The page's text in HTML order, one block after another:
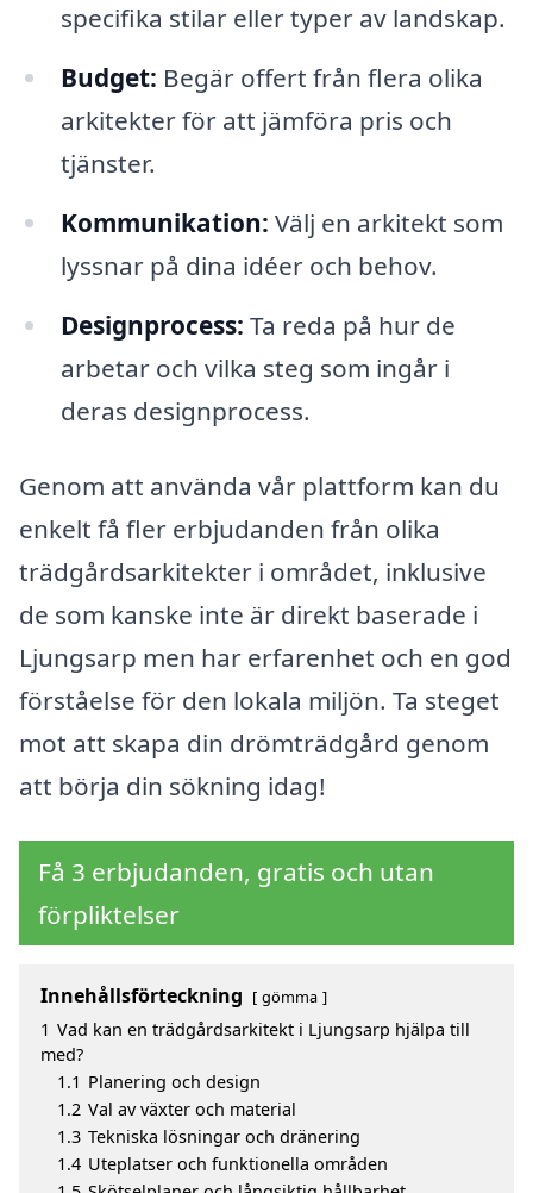
specifika stilar eller typer av landskap.
Budget: Begär offert från flera olika
arkitekter för att jämföra pris och
tjänster.
Kommunikation: Välj en arkitekt som
lyssnar på dina idéer och behov.
Designprocess: Ta reda på hur de
arbetar och vilka steg som ingår i
deras designprocess.
Genom att använda vår plattform kan du
enkelt få fler erbjudanden från olika
trädgårdsarkitekter i området, inklusive
de som kanske inte är direkt baserade i
Ljungsarp men har erfarenhet och en god
förståelse för den lokala miljön. Ta steget
mot att skapa din drömträdgård genom
att börja din sökning idag!
Få 3 erbjudanden, gratis och utan
förpliktelser
Innehållsförteckning gömma
1 Vad kan en trädgårdsarkitekt i Ljungsarp hjälpa till
med?
1.1 Planering och design
1.2 Val av växter och material
1.3 Tekniska lösningar och dränering
1.4 Uteplatser och funktionella områden